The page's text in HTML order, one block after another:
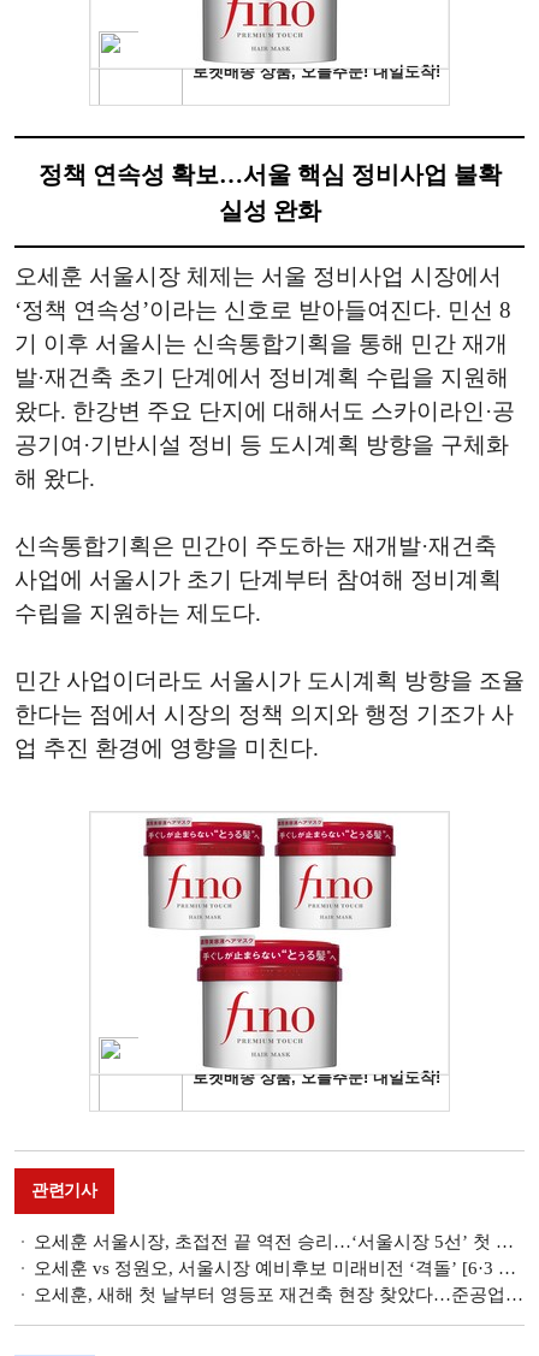
정책 연속성 확보…서울 핵심 정비사업 불확
실성 완화
오세훈 서울시장 체제는 서울 정비사업 시장에서
‘정책 연속성’이라는 신호로 받아들여진다. 민선 8
기 이후 서울시는 신속통합기획을 통해 민간 재개
발·재건축 초기 단계에서 정비계획 수립을 지원해
왔다. 한강변 주요 단지에 대해서도 스카이라인·공
공기여·기반시설 정비 등 도시계획 방향을 구체화
해 왔다.
신속통합기획은 민간이 주도하는 재개발·재건축
사업에 서울시가 초기 단계부터 참여해 정비계획
수립을 지원하는 제도다.
민간 사업이더라도 서울시가 도시계획 방향을 조율
한다는 점에서 시장의 정책 의지와 행정 기조가 사
업 추진 환경에 영향을 미친다.
관련기사
오세훈 서울시장, 초접전 끝 역전 승리…‘서울시장 5선’ 첫 기록
오세훈 vs 정원오, 서울시장 예비후보 미래비전 ‘격돌ʼ [6·3 지방선거]
오세훈, 새해 첫 날부터 영등포 재건축 현장 찾았다…준공업 재건축 속도전 예고 [현장]